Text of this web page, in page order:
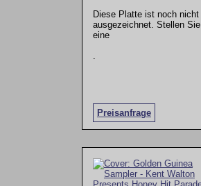
Diese Platte ist noch nicht
ausgezeichnet. Stellen Sie
eine
Preisanfrage
.